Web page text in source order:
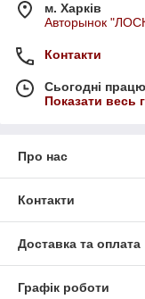
м. Харків
Авторынок
Контакти
Сьогодні
Показати весь
Про нас
Контакти
Доставка та оплата
Графік роботи